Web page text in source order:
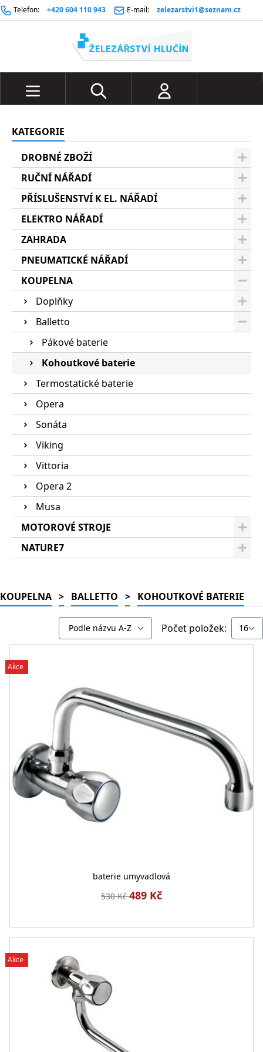
Telefon: +420 604 110 943 E-mail: zelezarstvi1@seznam.cz
KATEGORIE
DROBNÉ ZBOŽÍ
RUČNÍ NÁŘADÍ
PŘÍSLUŠENSTVÍ K EL. NÁŘADÍ
ELEKTRO NÁŘADÍ
ZAHRADA
PNEUMATICKÉ NÁŘADÍ
KOUPELNA
Doplňky
Balletto
Pákové baterie
Kohoutkové baterie
Termostatické baterie
Opera
Sonáta
Viking
Vittoria
Opera 2
Musa
MOTOROVÉ STROJE
NATURE7
KOUPELNA > BALLETTO > KOHOUTKOVÉ BATERIE
Počet položek:
Akce
baterie umyvadlová
530 Kč489 Kč
Akce